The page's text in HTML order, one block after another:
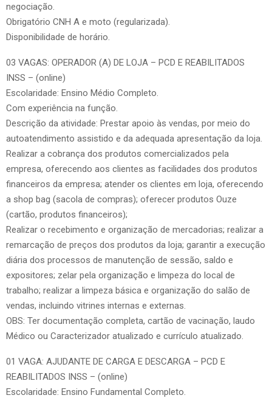
negociação.
Obrigatório CNH A e moto (regularizada).
Disponibilidade de horário.
03 VAGAS: OPERADOR (A) DE LOJA – PCD E REABILITADOS
INSS – (online)
Escolaridade: Ensino Médio Completo.
Com experiência na função.
Descrição da atividade: Prestar apoio às vendas, por meio do
autoatendimento assistido e da adequada apresentação da loja.
Realizar a cobrança dos produtos comercializados pela
empresa, oferecendo aos clientes as facilidades dos produtos
financeiros da empresa; atender os clientes em loja, oferecendo
a shop bag (sacola de compras); oferecer produtos Ouze
(cartão, produtos financeiros);
Realizar o recebimento e organização de mercadorias; realizar a
remarcação de preços dos produtos da loja; garantir a execução
diária dos processos de manutenção de sessão, saldo e
expositores; zelar pela organização e limpeza do local de
trabalho; realizar a limpeza básica e organização do salão de
vendas, incluindo vitrines internas e externas.
OBS: Ter documentação completa, cartão de vacinação, laudo
Médico ou Caracterizador atualizado e currículo atualizado.
01 VAGA: AJUDANTE DE CARGA E DESCARGA – PCD E
REABILITADOS INSS – (online)
Escolaridade: Ensino Fundamental Completo.